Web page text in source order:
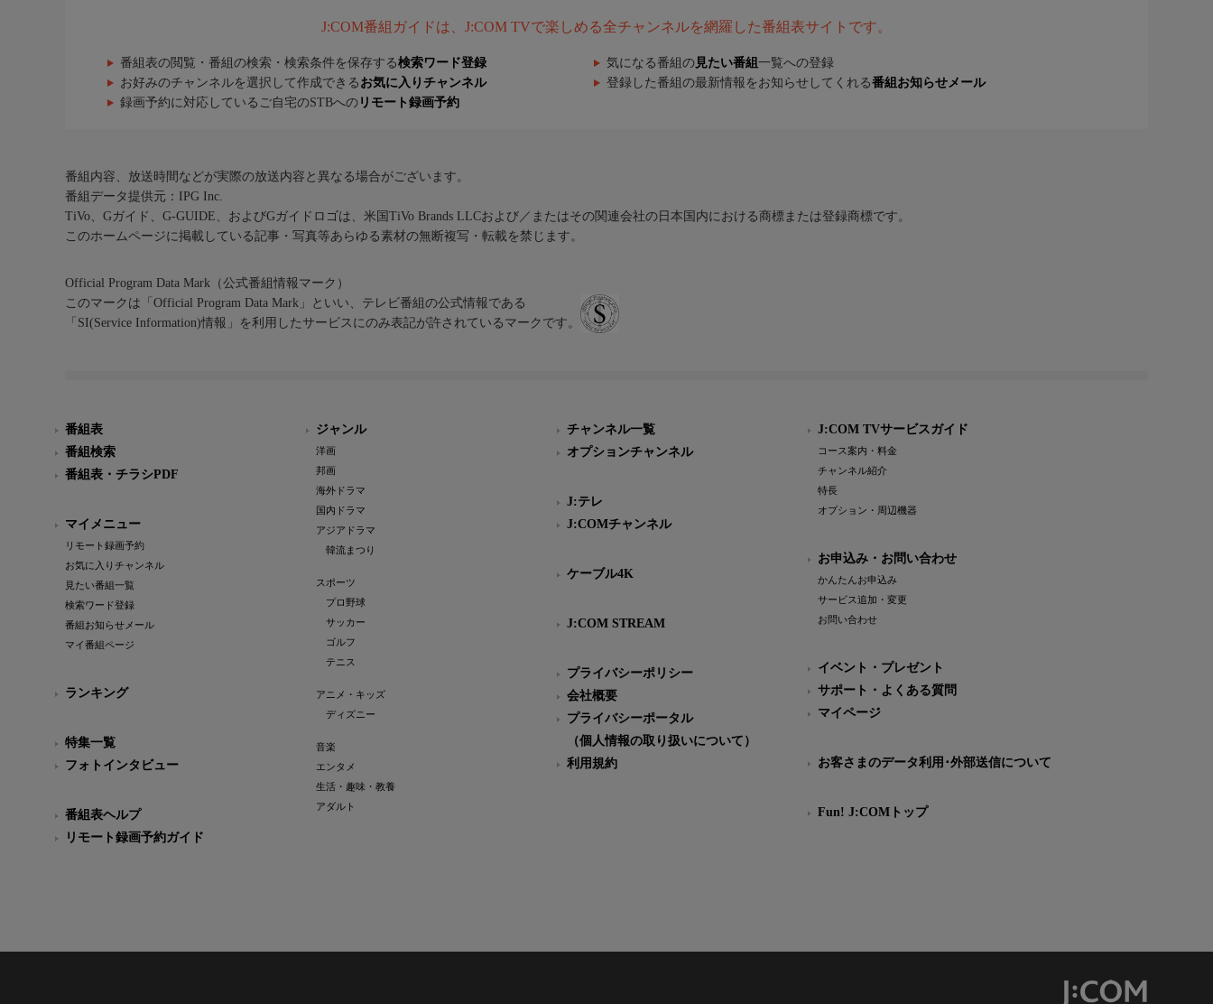
J:COM番組ガイドは、J:COM TVで楽しめる全チャンネルを網羅した番組表サイトです。
番組表の閲覧・番組の検索・検索条件を保存する検索ワード登録 気になる番組の 見たい番組 一覧への登録
お好みのチャンネルを選択して作成できる お気に入りチャンネル 登録した番組の最新情報をお知らせしてくれる番組お知らせメール
録画予約に対応しているご自宅のSTBへの リモート録画予約
番組内容、放送時間などが実際の放送内容と異なる場合がございます。
番組データ提供元：IPG Inc.
TiVo、Gガイド、G-GUIDE、およびGガイドロゴは、米国TiVo Brands LLCおよび／またはその関連会社の日本国内における商標または登録商標です。
このホームページに掲載している記事・写真等あらゆる素材の無断複写・転載を禁じます。
Official Program Data Mark（公式番組情報マーク）
このマークは「Official Program Data Mark」といい、テレビ番組の公式情報である
「SI(Service Information)情報」を利用したサービスにのみ表記が許されているマークです。
番組表
番組検索
番組表・チラシPDF
マイメニュー
リモート録画予約
お気に入りチャンネル
見たい番組一覧
検索ワード登録
番組お知らせメール
マイ番組ページ
ランキング
特集一覧
フォトインタビュー
番組表ヘルプ
リモート録画予約ガイド
ジャンル
洋画
邦画
海外ドラマ
国内ドラマ
アジアドラマ
韓流まつり
スポーツ
プロ野球
サッカー
ゴルフ
テニス
アニメ・キッズ
ディズニー
音楽
エンタメ
生活・趣味・教養
アダルト
チャンネル一覧
オプションチャンネル
J:テレ
J:COMチャンネル
ケーブル4K
J:COM STREAM
プライバシーポリシー
会社概要
プライバシーポータル
（個人情報の取り扱いについて）
利用規約
J:COM TVサービスガイド
コース案内・料金
チャンネル紹介
特長
オプション・周辺機器
お申込み・お問い合わせ
かんたんお申込み
サービス追加・変更
お問い合わせ
イベント・プレゼント
サポート・よくある質問
マイページ
お客さまのデータ利用･外部送信について
Fun! J:COMトップ